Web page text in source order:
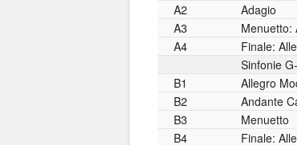
A2
Adagio
A3
Menuetto:
A4
Finale:
Sinfonie
B1
Allegro
B2
Andante
B3
Menuetto
B4
Finale: